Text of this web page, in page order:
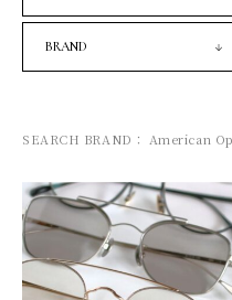
BRAND
SEARCH BRAND： American